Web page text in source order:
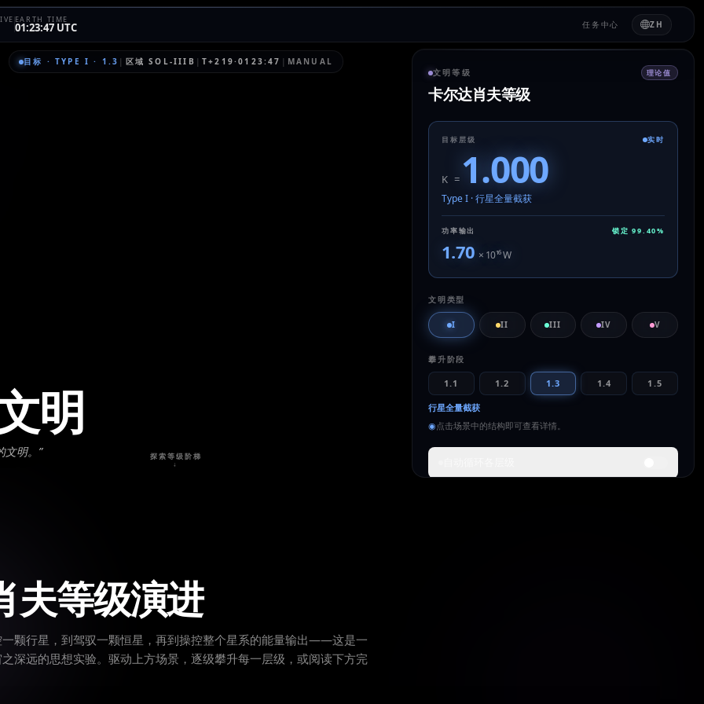
EARTH TIME
01:23:47 UTC 任务中心 ZH
目标 · TYPE I · 1.3 | 区域 SOL-IIIB |T+219·0123:47 | MANUAL
明
明。 ”
探索等级阶梯
↓
文明等级 理论值
卡尔达肖夫等级
目标层级 实时
K = 1.000
Type I ·行星全量截获
功率输出 锁定 99.40%
1.70 × 10¹⁶W
文明类型
I II III IV V
攀升阶段
1.1 1.2 1.3 1.4 1.5
行星全量截获
◉点击场景中的结构即可查看详情。
夫等级演进
颗行星，到驾驭一颗恒星，再到操控整个星系的能量输出——这是一
深远的思想实验。驱动上方场景，逐级攀升每一层级，或阅读下方完